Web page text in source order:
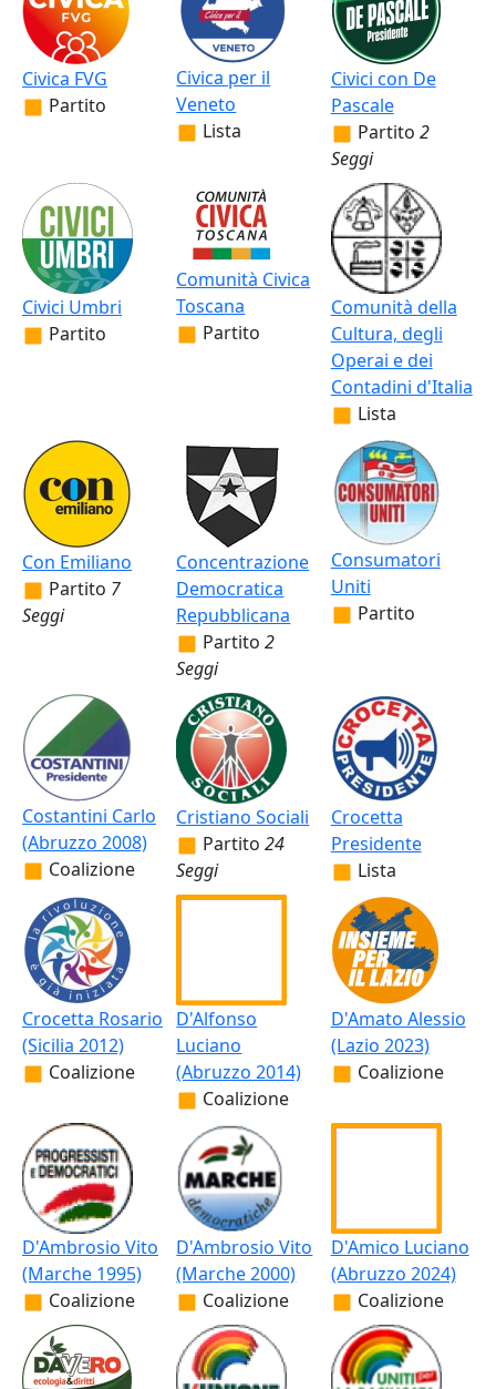
Civica FVG
Partito
Civica per il
Veneto
Lista
Civici con De
Pascale
Partito 2
Seggi
Civici Umbri
Partito
Comunità Civica
Toscana
Partito
Comunità della
Cultura, degli
Operai e dei
Contadini d'Italia
Lista
Con Emiliano
Partito 7
Seggi
Concentrazione
Democratica
Repubblicana
Partito 2
Seggi
Consumatori
Uniti
Partito
Costantini Carlo
(Abruzzo 2008)
Coalizione
Cristiano Sociali
Partito 24
Seggi
Crocetta
Presidente
Lista
Crocetta Rosario
(Sicilia 2012)
Coalizione
D'Alfonso
Luciano
(Abruzzo 2014)
Coalizione
D'Amato Alessio
(Lazio 2023)
Coalizione
D'Ambrosio Vito
(Marche 1995)
Coalizione
D'Ambrosio Vito
(Marche 2000)
Coalizione
D'Amico Luciano
(Abruzzo 2024)
Coalizione